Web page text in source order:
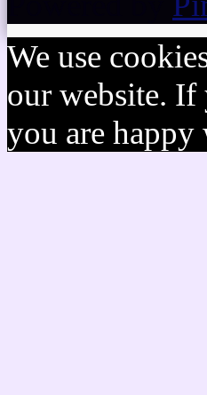
We use
our website. If
you are